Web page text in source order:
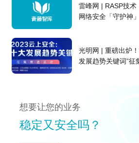
雷峰网 | RASP技
网络安全「守护神
光明网 | 重磅出炉
发展趋势关键词”征
想要让您的业务
稳定又安全吗？